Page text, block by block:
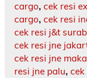
cargo, cek resi
cargo, cek resi
cek resi j&t
cek resi jne
cek resi jne
resi jne palu,